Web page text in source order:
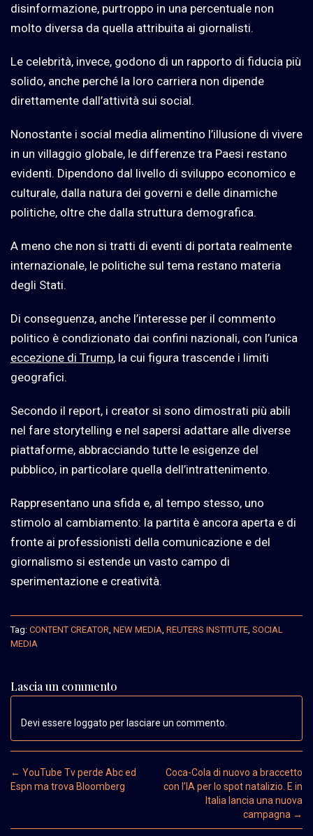
disinformazione, purtroppo in una percentuale non
molto diversa da quella attribuita ai giornalisti.
Le celebrità, invece, godono di un rapporto di fiducia più
solido, anche perché la loro carriera non dipende
direttamente dall’attività sui social.
Nonostante i social media alimentino l’illusione di vivere
in un villaggio globale, le differenze tra Paesi restano
evidenti. Dipendono dal livello di sviluppo economico e
culturale, dalla natura dei governi e delle dinamiche
politiche, oltre che dalla struttura demografica.
A meno che non si tratti di eventi di portata realmente
internazionale, le politiche sul tema restano materia
degli Stati.
Di conseguenza, anche l’interesse per il commento
politico è condizionato dai confini nazionali, con l’unica
eccezione di Trump, la cui figura trascende i limiti
geografici.
Secondo il report, i creator si sono dimostrati più abili
nel fare storytelling e nel sapersi adattare alle diverse
piattaforme, abbracciando tutte le esigenze del
pubblico, in particolare quella dell’intrattenimento.
Rappresentano una sfida e, al tempo stesso, uno
stimolo al cambiamento: la partita è ancora aperta e di
fronte ai professionisti della comunicazione e del
giornalismo si estende un vasto campo di
sperimentazione e creatività.
Tag: CONTENT CREATOR, NEW MEDIA, REUTERS INSTITUTE, SOCIAL
MEDIA
Lascia un commento
Devi essere loggato per lasciare un commento.
Post navigation
← YouTube Tv perde Abc ed
Espn ma trova Bloomberg
Coca-Cola di nuovo a braccetto
con l’IA per lo spot natalizio. E in
Italia lancia una nuova
campagna →